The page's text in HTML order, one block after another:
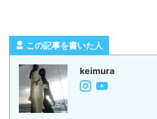
この記事を書いた人
keimura